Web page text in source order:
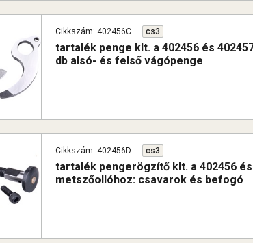
Cikkszám: 402456C cs3
tartalék penge klt. a 402456 és
db alsó- és felső vágópenge
Cikkszám: 402456D cs3
tartalék pengerögzítő klt. a 402456
metszőollóhoz: csavarok és befogó